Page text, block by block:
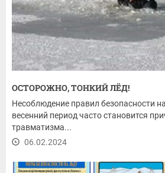
ОСТОРОЖНО, ТОНКИЙ ЛЁД!
Несоблюдение правил безопасности
весенний период часто становится
травматизма...
06.02.2024